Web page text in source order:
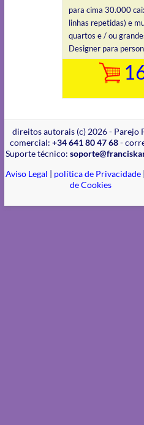
para cima 30.000
linhas repetidas) e
quartos e / ou
Designer para
direitos autorais (c) 2026 - Parejo
comercial:+34 641 80 47 68-
Suporte técnico:
Aviso Legal | política de Privacidade|
de Cookies